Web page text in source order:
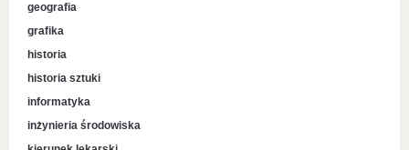
geografia
grafika
historia
historia sztuki
informatyka
inżynieria środowiska